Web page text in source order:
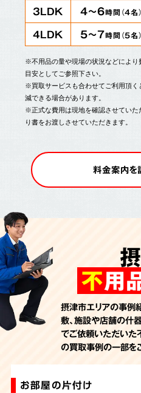
3LDK 4～6時間（4名）
4LDK 5～7時間（5名）
※不用品の量や現場の状況などによ
目安としてご参照下さい。
※買取サービスも合わせてご利用頂
減できる場合があります。
※正式な費用は現地を確認させてい
り書をお渡しさせていただきます。
料金案内を
不用
摂津市エリアの事例
敷、施設や店舗の什
でご依頼いただいた
の買取事例の一部を
お部屋の片付け
一軒家丸ごとお片付け・生
一軒家丸ごとお片付け
不用品回収